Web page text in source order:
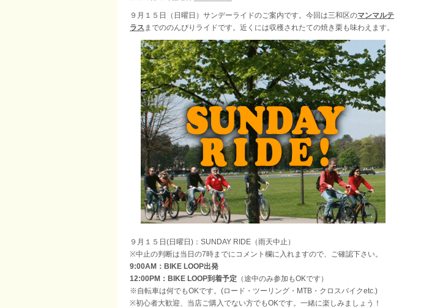
９月１５日（日曜日）サンデーライドのご案内です。今回は三和区のマンマルテ
ラス までののんびりライドです。近くには収穫されたての焼き栗も味わえます。
９月１５日(日曜日)：SUNDAY RIDE（雨天中止）
※中止の判断は当日の7時までにコメント欄に入れますので、ご確認下さい。
9:00AM：BIKE LOOP出発
12:00PM：BIKE LOOP到着予定 （途中のみ参加もOKです）
※自転車は何でもOKです。(ロード・ツーリング・MTB・クロスバイクetc.)
※初心者大歓迎、当店ご購入でない方でもOKです。一緒に楽しみましょう！